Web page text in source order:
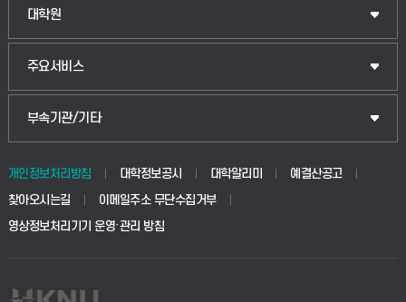
법경영학부
생명공학부
사회안전시스템공학부
대학원
일반대학원
산업대학원
공공정책대학원
교육대학원
주요서비스
입학안내
웹메일
학사시스템(전문학사 및 전공심화)
부속기관/기타
중앙도서관
학생생활관(안성)
개인정보처리방침 대학정보공시 대학알리미
예결산공고
찾아오시는길
이메일주소 무단수집거부
영상정보처리기기 운영·관리 방침